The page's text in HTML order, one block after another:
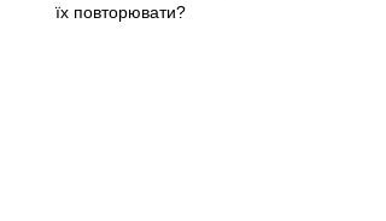
їх повторювати?